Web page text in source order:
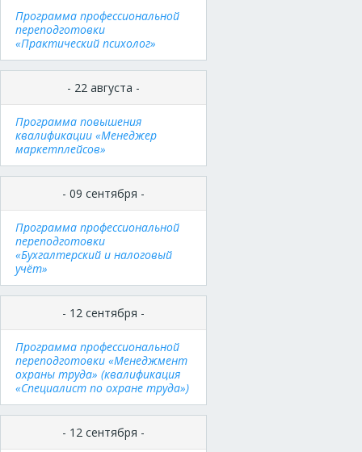
Программа профессиональной
переподготовки
«Практический психолог»
- 22 августа -
Программа повышения
квалификации «Менеджер
маркетплейсов»
- 09 сентября -
Программа профессиональной
переподготовки
«Бухгалтерский и налоговый
учёт»
- 12 сентября -
Программа профессиональной
переподготовки «Менеджмент
охраны труда» (квалификация
«Специалист по охране труда»)
- 12 сентября -